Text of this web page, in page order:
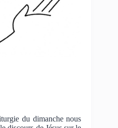
du dimanche nous